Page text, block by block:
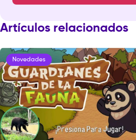
Artículos relacionados
Novedades